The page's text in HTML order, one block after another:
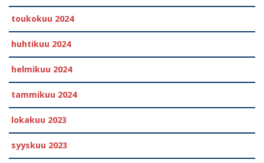
toukokuu 2024
huhtikuu 2024
helmikuu 2024
tammikuu 2024
lokakuu 2023
syyskuu 2023